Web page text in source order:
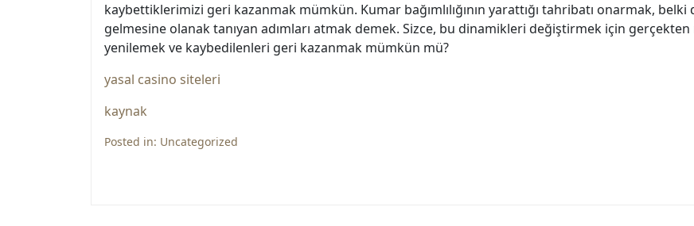
kaybettiklerimizi geri kazanmak mümkün. Kumar bağımlılığının yarattığı tahribatı onarmak,
gelmesine olanak tanıyan adımları atmak demek. Sizce, bu dinamikleri değiştirmek için
yenilemek ve kaybedilenleri geri kazanmak mümkün mü?
yasal casino siteleri
kaynak
Posted in: Uncategorized